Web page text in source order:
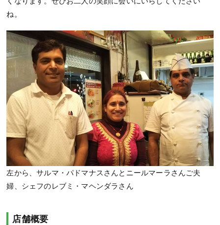
ね。
左から、サルマ・パドマナスさんとニールマーラさんご夫
婦、シェフのレブミ・マヘンダラさん
店舗概要